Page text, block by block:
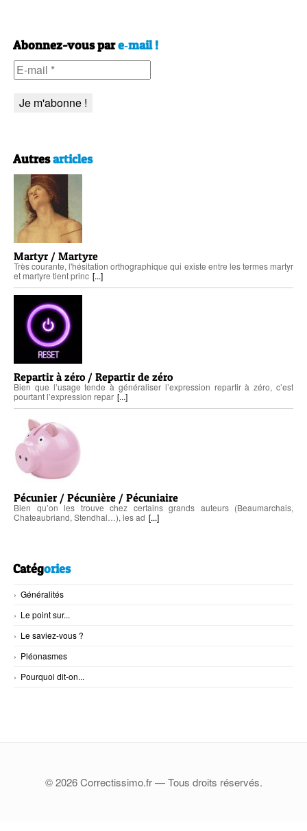
Abonnez-vous pare‑mail !
Autresarticles
Martyr / Martyre
Très courante, l'hésitation orthographique qui existe entre les termes martyr
et martyre tient princ [...]
Repartir à zéro / Repartir de zéro
Bien que l’usage tende à généraliser l’expression repartir à zéro, c’est
pourtant l’expression repar [...]
Pécunier / Pécunière / Pécuniaire
Bien qu’on les trouve chez certains grands auteurs (Beaumarchais,
Chateaubriand, Stendhal…), les ad [...]
Catégories
Généralités
Le point sur...
Le saviez-vous ?
Pléonasmes
Pourquoi dit-on...
© 2026 Correctissimo.fr — Tous droits réservés.